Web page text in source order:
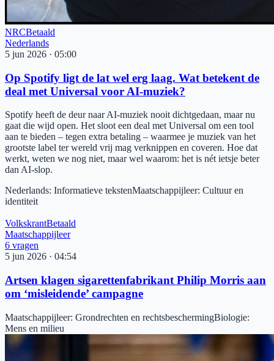
NRCBetaald
Nederlands
5 jun 2026 · 05:00
Op Spotify ligt de lat wel erg laag. Wat betekent de
deal met Universal voor AI-muziek?
Spotify heeft de deur naar AI-muziek nooit dichtgedaan, maar nu
gaat die wijd open. Het sloot een deal met Universal om een tool
aan te bieden – tegen extra betaling – waarmee je muziek van het
grootste label ter wereld vrij mag verknippen en coveren. Hoe dat
werkt, weten we nog niet, maar wel waarom: het is nét ietsje beter
dan AI-slop.
Nederlands: Informatieve tekstenMaatschappijleer: Cultuur en
identiteit
VolkskrantBetaald
Maatschappijleer
6 vragen
5 jun 2026 · 04:54
Artsen klagen sigarettenfabrikant Philip Morris aan
om ‘misleidende’ campagne
Maatschappijleer: Grondrechten en rechtsbeschermingBiologie:
Mens en milieu